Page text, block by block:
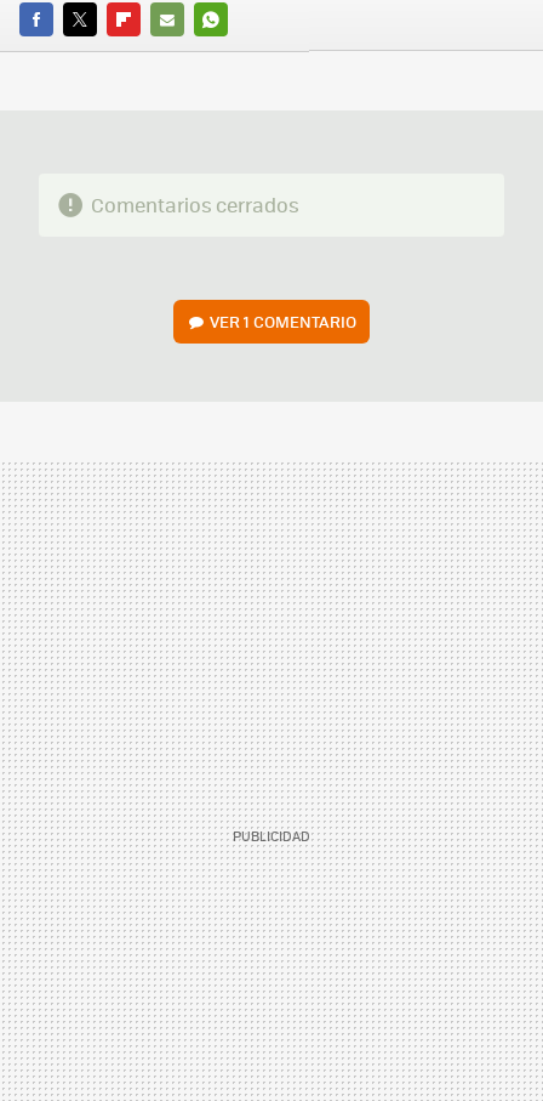
FACEBOOK
TWITTERFLIPBOARD
E-
WHATSAPP
Comentarios cerrados
VER1 COMENTARIO